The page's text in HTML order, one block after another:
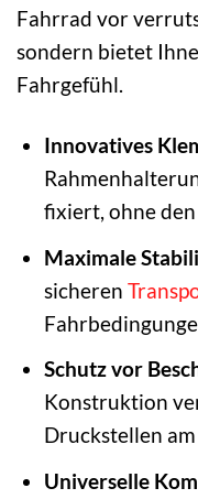
Fahrrad vor
sondern bietet
Fahrgefühl.
Innovatives
fixiert, ohne den
Maximale
sicheren
Schutz vor
Konstruktion
Druckstellen
Universelle